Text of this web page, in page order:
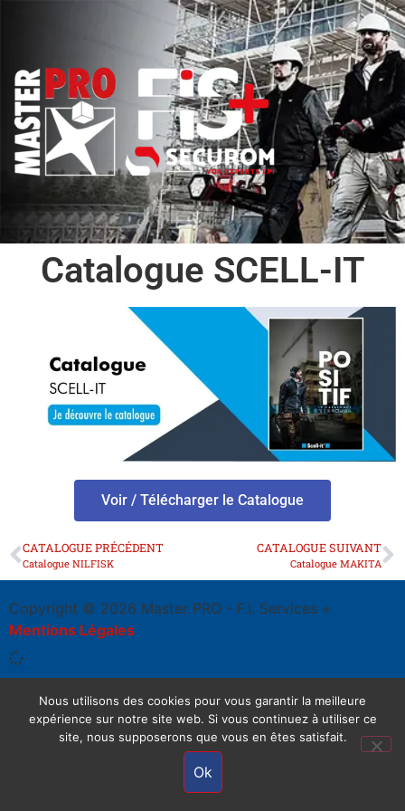
Catalogue SCELL-IT
Voir / Télécharger le Catalogue
CATALOGUE PRÉCÉDENT
Catalogue NILFISK
CATALOGUE SUIVANT
Catalogue MAKITA
Copyright © 2026 Master PRO - F.I. Services +
Mentions Légales
Nous utilisons des cookies pour vous garantir la meilleure
expérience sur notre site web. Si vous continuez à utiliser ce
site, nous supposerons que vous en êtes satisfait.
Ok